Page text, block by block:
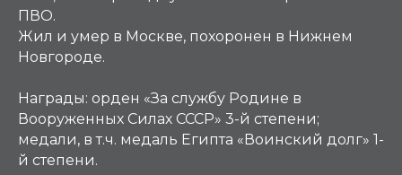
ПВО.
Жил и умер в Москве, похоронен в Нижнем
Новгороде.
Награды: орден «За службу Родине в
Вооруженных Силах СССР» 3-й степени;
медали, в т.ч. медаль Египта «Воинский долг» 1-
й степени.